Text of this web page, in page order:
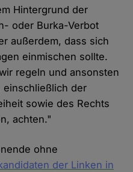
Hintergrund der
oder Burka-Verbot
außerdem, dass sich
einmischen sollte.
regeln und ansonsten
einschließlich der
sowie des Rechts
achten."
ohne
der Linken in